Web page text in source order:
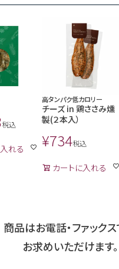
税込
れる
高タンパク低カロリー
チーズ in 鶏ささみ燻
製(２本入）
¥734税込
カートに入れる
商品はお電話・ファック
お求めいただけます。